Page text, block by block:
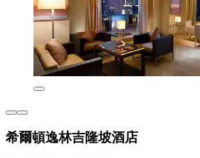
希爾頓逸林吉隆坡酒店